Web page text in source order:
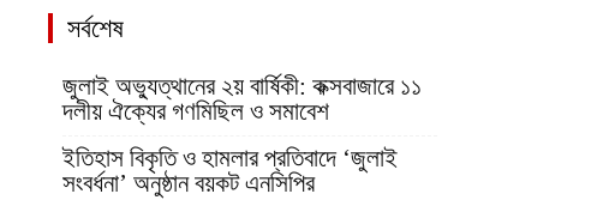
সর্বশেষ
জুলাই অভ্যুত্থানের ২য় বার্ষিকী: কক্সবাজারে ১১
দলীয় ঐক্যের গণমিছিল ও সমাবেশ
ইতিহাস বিকৃতি ও হামলার প্রতিবাদে ‘জুলাই
সংবর্ধনা’ অনুষ্ঠান বয়কট এনসিপির